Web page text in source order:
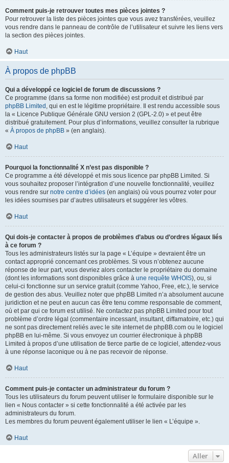
Comment puis-je retrouver toutes mes pièces jointes ?
Pour retrouver la liste des pièces jointes que vous avez transférées, veuillez
vous rendre dans le panneau de contrôle de l’utilisateur et suivre les liens vers
la section des pièces jointes.
Haut
À propos de phpBB
Qui a développé ce logiciel de forum de discussions ?
Ce programme (dans sa forme non modifiée) est produit et distribué par
phpBB Limited , qui en est le légitime propriétaire. Il est rendu accessible sous
la « Licence Publique Générale GNU version 2 (GPL-2.0) » et peut être
distribué gratuitement. Pour plus d’informations, veuillez consulter la rubrique
« À propos de phpBB » (en anglais).
Haut
Pourquoi la fonctionnalité X n’est pas disponible ?
Ce programme a été développé et mis sous licence par phpBB Limited. Si
vous souhaitez proposer l’intégration d’une nouvelle fonctionnalité, veuillez
vous rendre sur notre centre d’idées (en anglais) où vous pourrez voter pour
les idées soumises par d’autres utilisateurs et suggérer les vôtres.
Haut
Qui dois-je contacter à propos de problèmes d’abus ou d’ordres légaux liés
à ce forum ?
Tous les administrateurs listés sur la page « L’équipe » devraient être un
contact approprié concernant ces problèmes. Si vous n’obtenez aucune
réponse de leur part, vous devriez alors contacter le propriétaire du domaine
(dont les informations sont disponibles grâce à une requête WHOIS), ou, si
celui-ci fonctionne sur un service gratuit (comme Yahoo, Free, etc.), le service
de gestion des abus. Veuillez noter que phpBB Limited n’a absolument aucune
juridiction et ne peut en aucun cas être tenu comme responsable de comment,
où et par qui ce forum est utilisé. Ne contactez pas phpBB Limited pour tout
problème d’ordre légal (commentaire incessant, insultant, diffamatoire, etc.) qui
ne sont pas directement reliés avec le site internet de phpBB.com ou le logiciel
phpBB en lui-même. Si vous envoyez un courrier électronique à phpBB
Limited à propos d’une utilisation de tierce partie de ce logiciel, attendez-vous
à une réponse laconique ou à ne pas recevoir de réponse.
Haut
Comment puis-je contacter un administrateur du forum ?
Tous les utilisateurs du forum peuvent utiliser le formulaire disponible sur le
lien « Nous contacter » si cette fonctionnalité a été activée par les
administrateurs du forum.
Les membres du forum peuvent également utiliser le lien « L’équipe ».
Haut
Aller